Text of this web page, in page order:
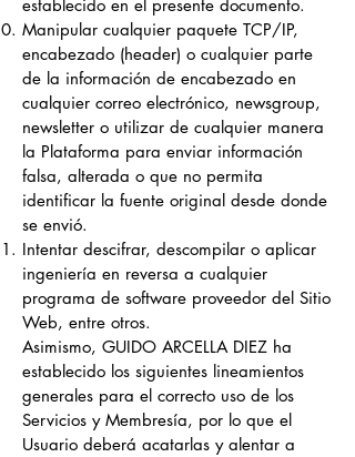
establecido en el presente documento.
Manipular cualquier paquete TCP/IP,
encabezado (header) o cualquier parte
de la información de encabezado en
cualquier correo electrónico, newsgroup,
newsletter o utilizar de cualquier manera
la Plataforma para enviar información
falsa, alterada o que no permita
identificar la fuente original desde donde
se envió.
Intentar descifrar, descompilar o aplicar
ingeniería en reversa a cualquier
programa de software proveedor del Sitio
Web, entre otros.
Asimismo, GUIDO ARCELLA DIEZ ha
establecido los siguientes lineamientos
generales para el correcto uso de los
Servicios y Membresía, por lo que el
Usuario deberá acatarlas y alentar a